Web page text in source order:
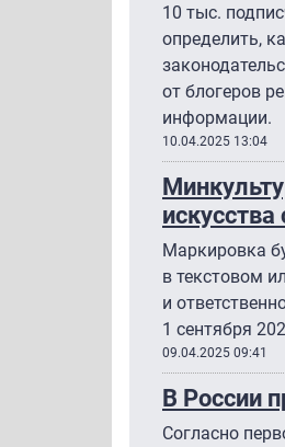
10 тыс.
определить,
от блогеров
информации.
10.04.2025 13:04
Маркировка
в текстовом
и
1 сентября
09.04.2025 09:41
В России
Согласно